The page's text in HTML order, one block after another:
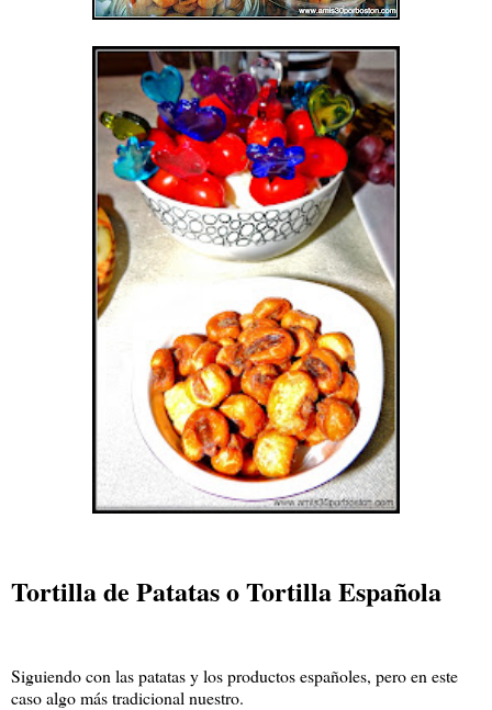
Tortilla de Patatas o Tortilla Española
Siguiendo con las patatas y los productos españoles, pero en este
caso algo más tradicional nuestro.